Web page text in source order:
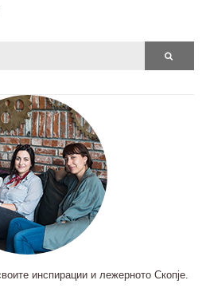
инспирации и лежерното Скопје.